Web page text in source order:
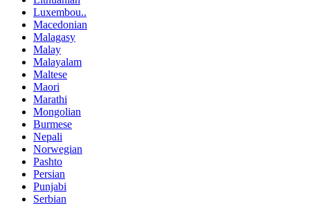
Luxembou..
Macedonian
Malagasy
Malay
Malayalam
Maltese
Maori
Marathi
Mongolian
Burmese
Nepali
Norwegian
Pashto
Persian
Punjabi
Serbian